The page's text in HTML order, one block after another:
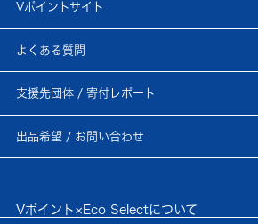
Vポイントサイト
よくある質問
支援先団体 / 寄付レポート
出品希望 / お問い合わせ
Vポイント×Eco Selectについて